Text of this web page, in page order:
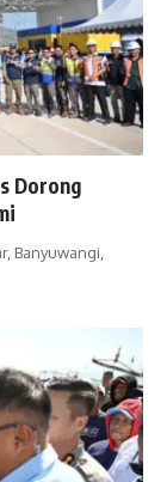
Dorong
Banyuwangi,